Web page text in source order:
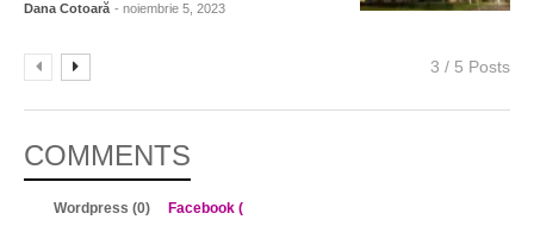
Dana Cotoară - noiembrie 5, 2023
3 / 5 Posts
COMMENTS
Wordpress (0) Facebook (